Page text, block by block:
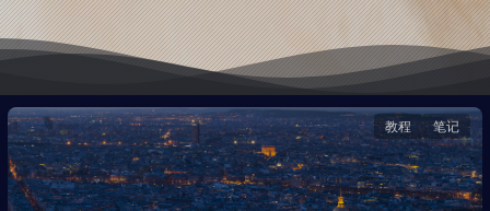
教程 笔记